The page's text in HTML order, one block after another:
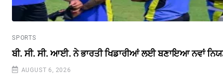
SPORTS
ਬੀ. ਸੀ. ਸੀ. ਆਈ. ਨੇ ਭਾਰਤੀ ਖਿਡਾਰੀਆਂ ਲਈ ਬਣਾਇਆ ਨਵਾਂ
AUGUST 6, 2026